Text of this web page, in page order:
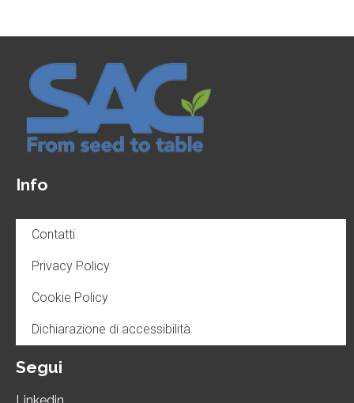
Info
Contatti
Privacy Policy
Cookie Policy
Dichiarazione di accessibilità
Segui